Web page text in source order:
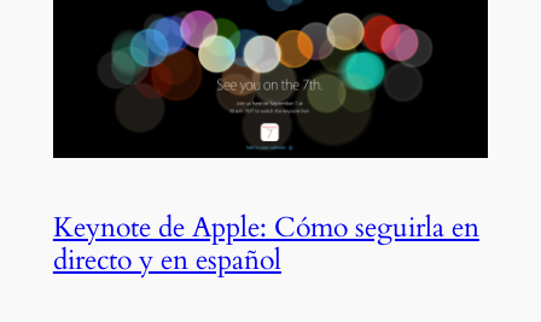
Keynote de Apple: Cómo seguirla en
directo y en español